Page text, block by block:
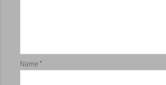
Name*